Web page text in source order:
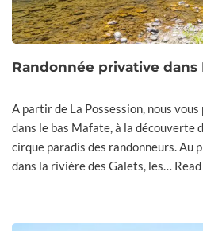
Randonnée privative dans
A partir de La Possession, nous
dans le bas Mafate, à la découverte
cirque paradis des randonneurs. Au
dans la rivière des Galets, les…